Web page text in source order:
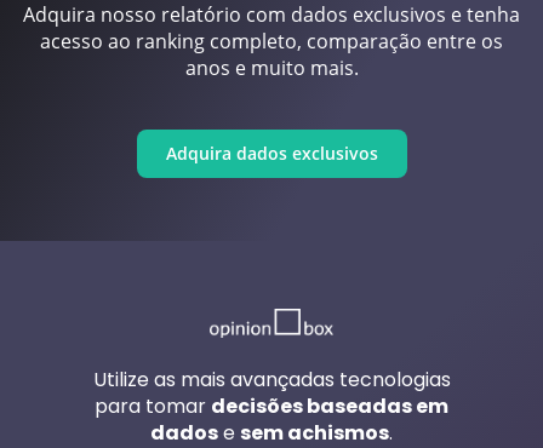
Adquira nosso relatório com dados exclusivos e tenha
acesso ao ranking completo, comparação entre os
anos e muito mais.
Adquira dados exclusivos
Utilize as mais avançadas tecnologias
para tomar decisões baseadas em
dadose sem achismos.